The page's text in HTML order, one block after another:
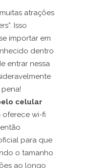
atrações
Isso
importar em
dentro
entrar nessa
celular
oferece wi-fi
para que
o tamanho
ao longo